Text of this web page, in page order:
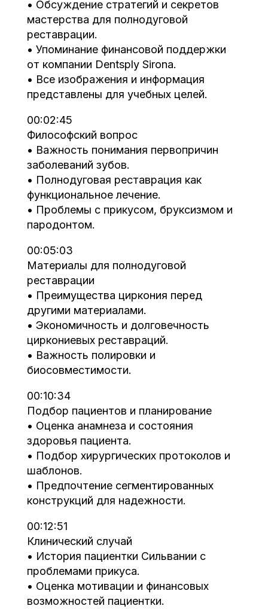
• Обсуждение стратегий и секретов
мастерства для полнодуговой
реставрации.
• Упоминание финансовой поддержки
от компании Dentsply Sirona.
• Все изображения и информация
представлены для учебных целей.
00:02:45
Философский вопрос
• Важность понимания первопричин
заболеваний зубов.
• Полнодуговая реставрация как
функциональное лечение.
• Проблемы с прикусом, бруксизмом и
пародонтом.
00:05:03
Материалы для полнодуговой
реставрации
• Преимущества циркония перед
другими материалами.
• Экономичность и долговечность
циркониевых реставраций.
• Важность полировки и
биосовместимости.
00:10:34
Подбор пациентов и планирование
• Оценка анамнеза и состояния
здоровья пациента.
• Подбор хирургических протоколов и
шаблонов.
• Предпочтение сегментированных
конструкций для надежности.
00:12:51
Клинический случай
• История пациентки Сильвании с
проблемами прикуса.
• Оценка мотивации и финансовых
возможностей пациентки.